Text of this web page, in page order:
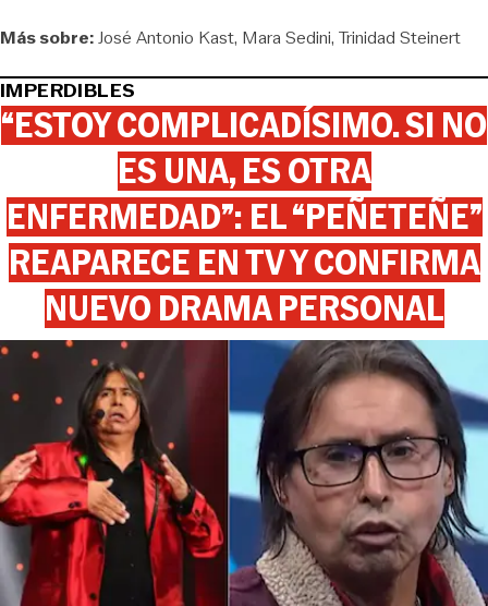
Más sobre:José Antonio Kast Mara Sedini Trinidad Steinert
IMPERDIBLES
“ESTOY COMPLICADÍSIMO. SI NO
ES UNA, ES OTRA
ENFERMEDAD”: EL “PEÑETEÑE”
REAPARECE EN TV Y CONFIRMA
NUEVO DRAMA PERSONAL